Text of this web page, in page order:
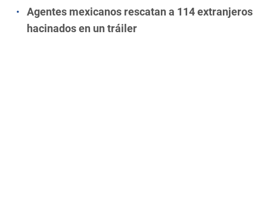
Agentes mexicanos rescatan a 114 extranjeros
hacinados en un tráiler